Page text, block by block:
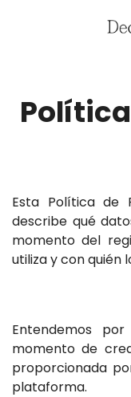
Esta Política de
describe qué
momento del
utiliza y con quién
Entendemos
momento de
proporcionada
plataforma.